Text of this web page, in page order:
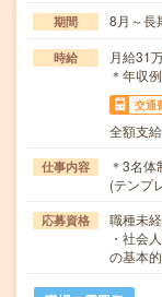
期間 8月～長
時給
月給31
＊年収
交通
全額支給
仕事内容
＊3名
(テンプ
応募資格
職種未
・社会
の基本